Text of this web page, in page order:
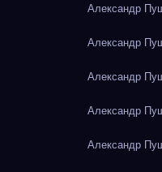
Александр
Александр
Александр
Александр
Александр